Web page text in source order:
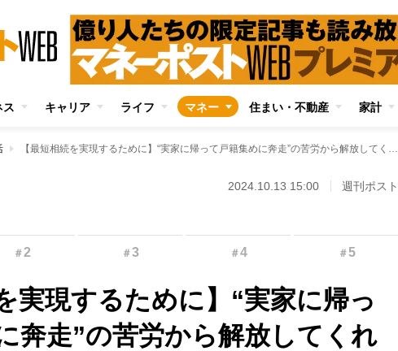
ス キャリア ライフ マネー 住まい・不動産 家計
【最短相続を実現するために】“実家に帰って戸籍集めに奔走”の苦労から解放してくれる「広域交付」「コンビニ交付」など、戸籍取得を迅速に終わらせる制度
2024.10.13 15:00 週刊ポスト
＃2 ＃3 ＃4 ＃5
実現するために】“実家に帰っ
奔走”の苦労から解放してくれ